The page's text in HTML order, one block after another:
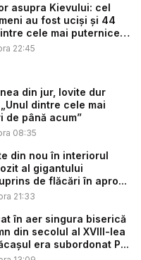
asupra Kievului: cel
au fost uciși și 44
cele mai puternice
22:45
din jur, lovite dur
dintre cele mai
până acum”
08:35
din nou în interiorul
al gigantului
de flăcări în apro...
21:33
în aer singura biserică
din secolul al XVIII-lea
era subordonat P...